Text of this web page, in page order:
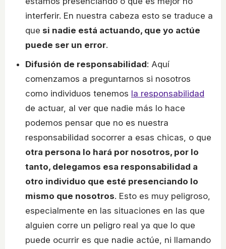
interferir. En nuestra cabeza esto se traduce a
que si nadie está actuando, que yo actúe
puede ser un error.
Difusión de responsabilidad: Aquí
comenzamos a preguntarnos si nosotros
como individuos tenemos la responsabilidad
de actuar, al ver que nadie más lo hace
podemos pensar que no es nuestra
responsabilidad socorrer a esas chicas, o que
otra persona lo hará por nosotros, por lo
tanto, delegamos esa responsabilidad a
otro individuo que esté presenciando lo
mismo que nosotros. Esto es muy peligroso,
especialmente en las situaciones en las que
alguien corre un peligro real ya que lo que
puede ocurrir es que nadie actúe, ni llamando